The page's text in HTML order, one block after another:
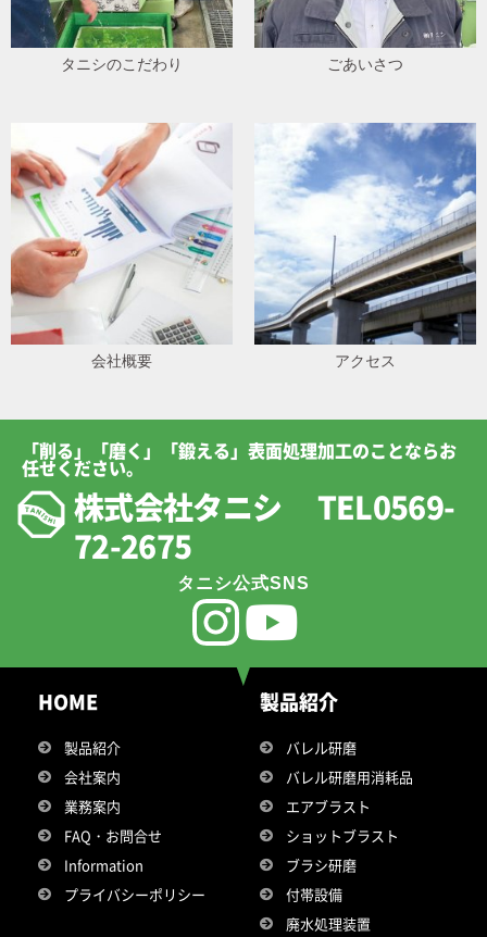
タニシのこだわり ごあいさつ
会社概要 アクセス
「削る」「磨く」「鍛える」表面処理加工のことならお
任せください。
株式会社タニシ TEL0569-
72-2675
タニシ公式SNS
HOME
製品紹介
会社案内
業務案内
FAQ・お問合せ
Information
プライバシーポリシー
製品紹介
バレル研磨
バレル研磨用消耗品
エアブラスト
ショットブラスト
ブラシ研磨
付帯設備
廃水処理装置